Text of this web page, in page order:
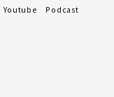
Youtube Podcast